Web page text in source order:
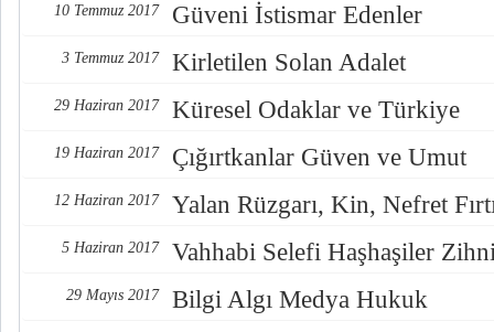
10 Temmuz 2017 Güveni İstismar Edenler
3 Temmuz 2017 Kirletilen Solan Adalet
29 Haziran 2017 Küresel Odaklar ve Türkiye
19 Haziran 2017 Çığırtkanlar Güven ve Umut
12 Haziran 2017 Yalan Rüzgarı, Kin, Nefret
5 Haziran 2017 Vahhabi Selefi Haşhaşiler
29 Mayıs 2017 Bilgi Algı Medya Hukuk